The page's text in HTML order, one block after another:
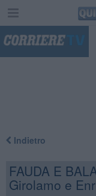
Indietro
FAUDA E
Girolamo e